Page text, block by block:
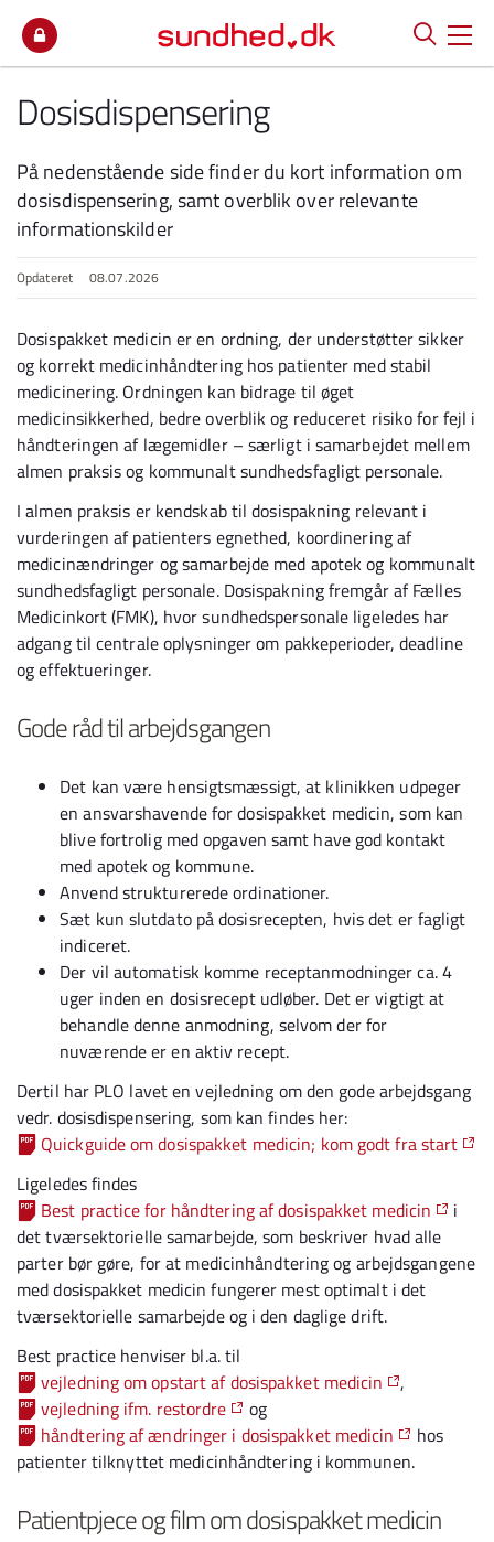
Dosisdispensering
På nedenstående side finder du kort information om
dosisdispensering, samt overblik over relevante
informationskilder
Opdateret 08.07.2026
Dosispakket medicin er en ordning, der understøtter sikker
og korrekt medicinhåndtering hos patienter med stabil
medicinering. Ordningen kan bidrage til øget
medicinsikkerhed, bedre overblik og reduceret risiko for fejl i
håndteringen af lægemidler – særligt i samarbejdet mellem
almen praksis og kommunalt sundhedsfagligt personale.
I almen praksis er kendskab til dosispakning relevant i
vurderingen af patienters egnethed, koordinering af
medicinændringer og samarbejde med apotek og kommunalt
sundhedsfagligt personale. Dosispakning fremgår af Fælles
Medicinkort (FMK), hvor sundhedspersonale ligeledes har
adgang til centrale oplysninger om pakkeperioder, deadline
og effektueringer.
Gode råd til arbejdsgangen
Det kan være hensigtsmæssigt, at klinikken udpeger
en ansvarshavende for dosispakket medicin, som kan
blive fortrolig med opgaven samt have god kontakt
med apotek og kommune.
Anvend strukturerede ordinationer.
Sæt kun slutdato på dosisrecepten, hvis det er fagligt
indiceret.
Der vil automatisk komme receptanmodninger ca. 4
uger inden en dosisrecept udløber. Det er vigtigt at
behandle denne anmodning, selvom der for
nuværende er en aktiv recept.
Dertil har PLO lavet en vejledning om den gode arbejdsgang
vedr. dosisdispensering, som kan findes her:
Quickguide om dosispakket medicin; kom godt fra start
Ligeledes findes
Best practice for håndtering af dosispakket medicin
i
det tværsektorielle samarbejde, som beskriver hvad alle
parter bør gøre, for at medicinhåndtering og arbejdsgangene
med dosispakket medicin fungerer mest optimalt i det
tværsektorielle samarbejde og i den daglige drift.
Best practice henviser bl.a. til
vejledning om opstart af dosispakket medicin
,
vejledning ifm. restordre
og
håndtering af ændringer i dosispakket medicin
hos
patienter tilknyttet medicinhåndtering i kommunen.
Patientpjece og film om dosispakket medicin